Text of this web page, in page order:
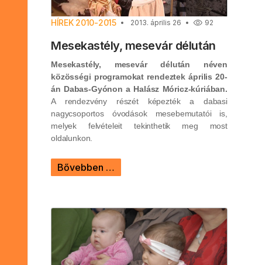
HÍREK 2010-2015 2013. április 26 92
Mesekastély, mesevár délután
Mesekastély, mesevár délután néven
közösségi programokat rendeztek április 20-
án Dabas-Gyónon a Halász Móricz-kúriában.
A rendezvény részét képezték a dabasi
nagycsoportos óvodások mesebemutatói is,
melyek felvételeit tekinthetik meg most
oldalunkon.
Bővebben …